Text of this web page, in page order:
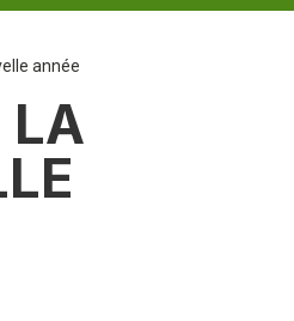
année
LA